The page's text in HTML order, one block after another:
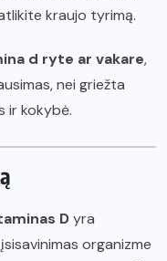
kraujo tyrimą.
d ryte ar vakare,
nei griežta
ir kokybė.
Dyra
organizme